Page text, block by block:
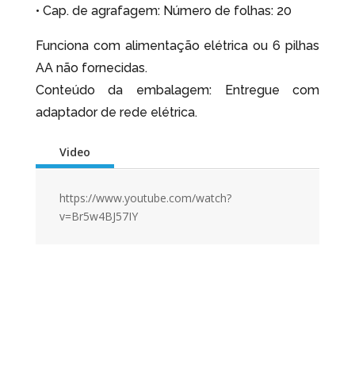
• Cap. de agrafagem: Número de folhas: 20
Funciona com alimentação elétrica ou 6 pilhas
AA não fornecidas.
Conteúdo da embalagem: Entregue com
adaptador de rede elétrica.
Video
https://www.youtube.com/watch?
v=Br5w4BJ57IY